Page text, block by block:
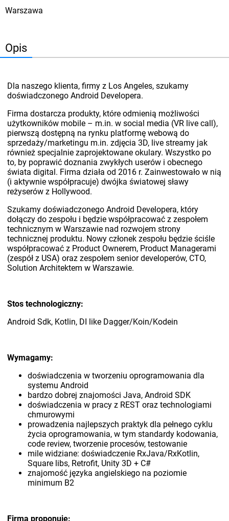
Warszawa
Opis
Dla naszego klienta, firmy z Los Angeles, szukamy
doświadczonego Android Developera.
Firma dostarcza produkty, które odmienią możliwości
użytkowników mobile – m.in. w social media (VR live call),
pierwszą dostępną na rynku platformę webową do
sprzedaży/marketingu m.in. zdjęcia 3D, live streamy jak
również specjalnie zaprojektowane okulary. Wszystko po
to, by poprawić doznania zwykłych userów i obecnego
świata digital. Firma działa od 2016 r. Zainwestowało w nią
(i aktywnie współpracuje) dwójka światowej sławy
reżyserów z Hollywood.
Szukamy doświadczonego Android Developera, który
dołączy do zespołu i będzie współpracować z zespołem
technicznym w Warszawie nad rozwojem strony
technicznej produktu. Nowy członek zespołu będzie ściśle
współpracować z Product Ownerem, Product Managerami
(zespół z USA) oraz zespołem senior developerów, CTO,
Solution Architektem w Warszawie.
Stos technologiczny:
Android Sdk, Kotlin, DI like Dagger/Koin/Kodein
Wymagamy:
doświadczenia w tworzeniu oprogramowania dla
systemu Android
bardzo dobrej znajomości Java, Android SDK
doświadczenia w pracy z REST oraz technologiami
chmurowymi
prowadzenia najlepszych praktyk dla pełnego cyklu
życia oprogramowania, w tym standardy kodowania,
code review, tworzenie procesów, testowanie
mile widziane: doświadczenie RxJava/RxKotlin,
Square libs, Retrofit, Unity 3D + C#
znajomość języka angielskiego na poziomie
minimum B2
Firma proponuje: